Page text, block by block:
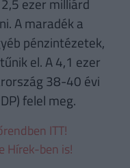
A maradék a
pénzintézetek,
el. A 4,1 ezer
38-40 évi
felel meg.
ITT!
Hírek-ben is!